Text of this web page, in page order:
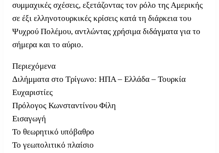
συμμαχικές σχέσεις, εξετάζοντας τον ρόλο της Αμερικής
σε έξι ελληνοτουρκικές κρίσεις κατά τη διάρκεια του
Ψυχρού Πολέμου, αντλώντας χρήσιμα διδάγματα για το
σήμερα και το αύριο.
Περιεχόμενα
Διλήμματα στο Τρίγωνο: ΗΠΑ – Ελλάδα – Τουρκία
Ευχαριστίες
Πρόλογος Κωνσταντίνου Φίλη
Εισαγωγή
Το θεωρητικό υπόβαθρο
Το γεωπολιτικό πλαίσιο